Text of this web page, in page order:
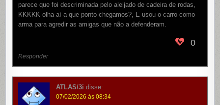
parece que foi descriminada pelo aleijado de cadeira de rodas,
KKKKK olha aí a que ponto chegamos?, E usou o carro como
arma para agredir as amigas que não a defenderam.
0
Responder
ATLAS/3i disse:
07/02/2026 às 08:34